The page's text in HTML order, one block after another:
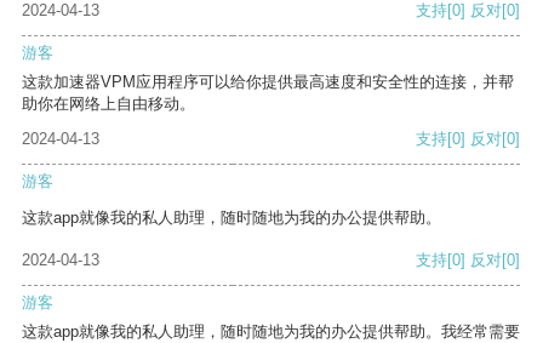
2024-04-13 支持[0] 反对[0]
游客
这款加速器VPM应用程序可以给你提供最高速度和安全性的连接，并帮
助你在网络上自由移动。
2024-04-13
支持[0] 反对[0]
游客
这款app就像我的私人助理，随时随地为我的办公提供帮助。
2024-04-13 支持[0] 反对[0]
游客
这款app就像我的私人助理，随时随地为我的办公提供帮助。我经常需要